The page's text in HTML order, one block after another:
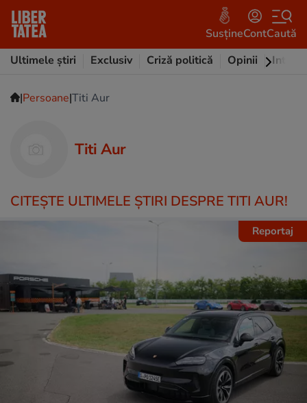
SusțineContCaută
Ultimele știri
Exclusiv Criză politică Opinii
|Persoane|Titi Aur
Titi Aur
CITEŞTE ULTIMELE ŞTIRI DESPRE TITI AUR!
Reportaj